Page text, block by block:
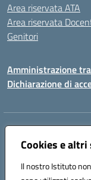
Cookies e
Il nostro Istituto
Area riservata ATA
Area riservata
Genitori
Amministrazione
Dichiarazione di
Indirizzo:
Centralino:
Codice fiscale: